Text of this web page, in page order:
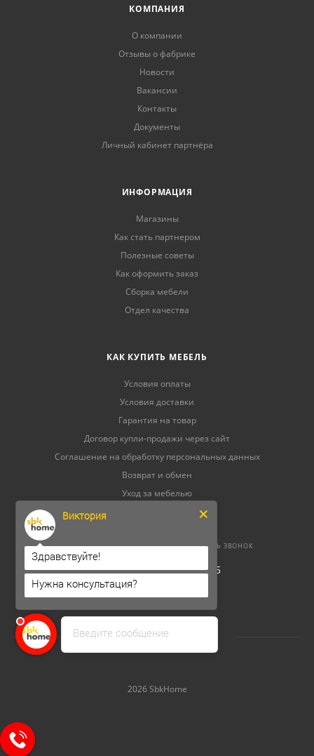
КОМПАНИЯ
О компании
Отзывы о фабрике
Новости
Вакансии
Контакты
Документы
Личный кабинет партнёра
ИНФОРМАЦИЯ
Магазины
Как стать партнером
Полезные советы
Как оформить заказ
Сборка мебели
Отдел качества
КАК КУПИТЬ МЕБЕЛЬ
Условия оплаты
Условия доставки
Гарантия на товар
Договор купли-продажи через сайт
Соглашение на обработку персональных данных
Возврат и обмен
Уход за мебелью
8 (800) 500-52-16 ЗАКАЗАТЬ ЗВОНОК
ОГРНИП 304264520800165
ИНН 262300156302
2026 SbkHome
Введите сообщение
Виктория
Здравствуйте!
Нужна консультация?